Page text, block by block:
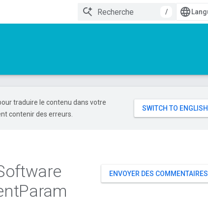
/
traduire le contenu dans votre
contenir des erreurs.
ENVOYER DES COMMENTAIRES
Param